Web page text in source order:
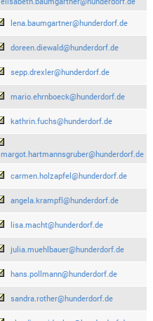
lena.baumgartner@hunderdorf.de
doreen.diewald@hunderdorf.de
sepp.drexler@hunderdorf.de
mario.ehrnboeck@hunderdorf.de
kathrin.fuchs@hunderdorf.de
margot.hartmannsgruber@hunderdorf.de
carmen.holzapfel@hunderdorf.de
angela.krampfl@hunderdorf.de
lisa.macht@hunderdorf.de
julia.muehlbauer@hunderdorf.de
hans.pollmann@hunderdorf.de
sandra.rother@hunderdorf.de